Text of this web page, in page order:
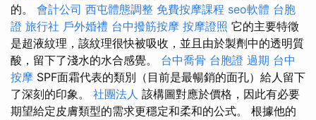
的。 會計公司 西屯體態調整 免費按摩課程 seo軟體 台胞
證 旅行社 戶外婚禮 台中撥筋按摩 按摩證照 它的主要特徵
是超液紋理，該紋理很快被吸收，並且由於製劑中的透明質
酸，留下了淺水的水合感覺。 台中喬骨 台胞證 過期 台中
按摩 SPF面霜代表的類別（目前是最暢銷的面孔）給人留下
了深刻的印象。 社團法人 該構圖對應於價格，因此有必要
期望給定皮膚類型的需求更穩定和柔和的公式。 根據他的